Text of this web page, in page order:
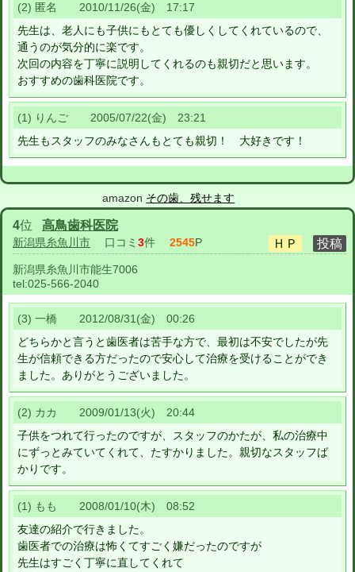
(2) 匿名 2010/11/26(金) 17:17
先生は、老人にも子供にもとても優しくしてくれているので、
通うのが気分的に楽です。
次回の内容を丁寧に説明してくれるのも親切だと思います。
おすすめの歯科医院です。
(1) りんご 2005/07/22(金) 23:21
先生もスタッフのみなさんもとても親切！ 大好きです！
amazon その歯、残せます
4位 高鳥歯科医院
新潟県糸魚川市 口コミ 3件 2545P
新潟県糸魚川市能生7006
tel:025-566-2040
(3) 一橋 2012/08/31(金) 00:26
どちらかと言うと歯医者は苦手な方で、最初は不安でしたが先
生が信頼できる方だったので安心して治療を受けることができ
ました。ありがとうございました。
(2) カカ 2009/01/13(火) 20:44
子供をつれて行ったのですが、スタッフのかたが、私の治療中
にずっとみていてくれて、たすかりました。親切なスタッフば
かりです。
(1) もも 2008/01/10(木) 08:52
友達の紹介で行きました。
歯医者での治療は怖くてすごく嫌だったのですが
先生はすごく丁寧に直してくれて